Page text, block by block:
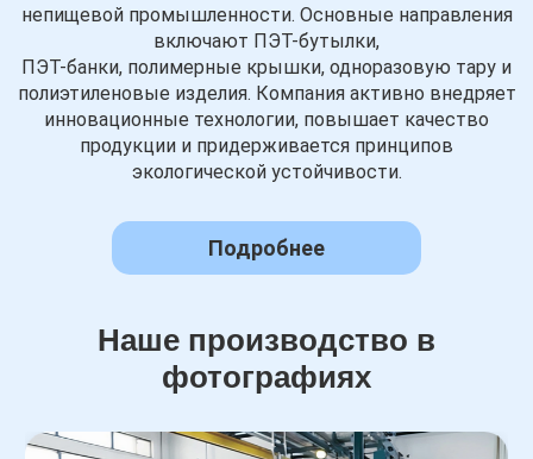
непищевой промышленности. Основные направления
включают ПЭТ-бутылки,
ПЭТ-банки, полимерные крышки, одноразовую тару и
полиэтиленовые изделия. Компания активно внедряет
инновационные технологии, повышает качество
продукции и придерживается принципов
экологической устойчивости.
Подробнее
Наше производство в
фотографиях